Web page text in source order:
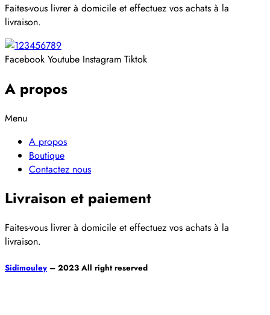
Faites-vous livrer à domicile et effectuez vos achats à la
livraison.
Facebook Youtube Instagram Tiktok
A propos
Menu
A propos
Boutique
Contactez nous
Livraison et paiement
Faites-vous livrer à domicile et effectuez vos achats à la
livraison.
Sidimouley – 2023 All right reserved